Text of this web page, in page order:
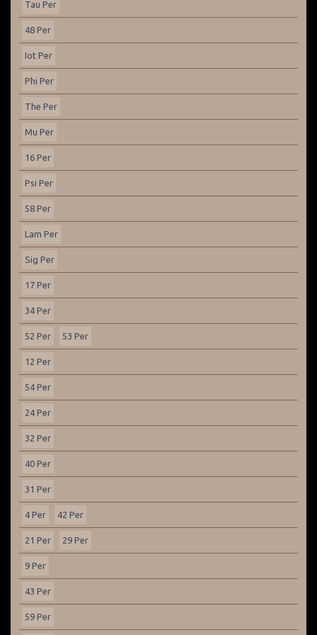
Tau Per
48 Per
Iot Per
Phi Per
The Per
Mu Per
16 Per
Psi Per
58 Per
Lam Per
Sig Per
17 Per
34 Per
52 Per 53 Per
12 Per
54 Per
24 Per
32 Per
40 Per
31 Per
4 Per 42 Per
21 Per 29 Per
9 Per
43 Per
59 Per